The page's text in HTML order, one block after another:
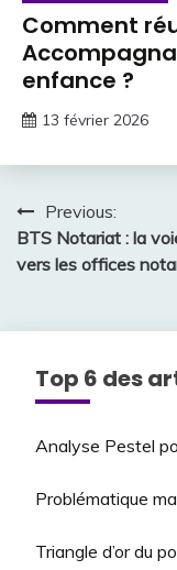
Comment
enfance ?
13 février 2026
Navigation
de
Previous:
BTS Notariat : la
vers les offices
Top 6 des
Analyse Pestel
Problématique
Triangle d’or du